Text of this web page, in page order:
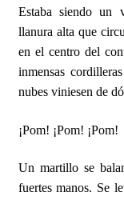
Estaba siendo un
llanura alta que
en el centro del
inmensas
nubes viniesen de
¡Pom! ¡Pom! ¡Pom!
Un martillo se
fuertes manos. Se